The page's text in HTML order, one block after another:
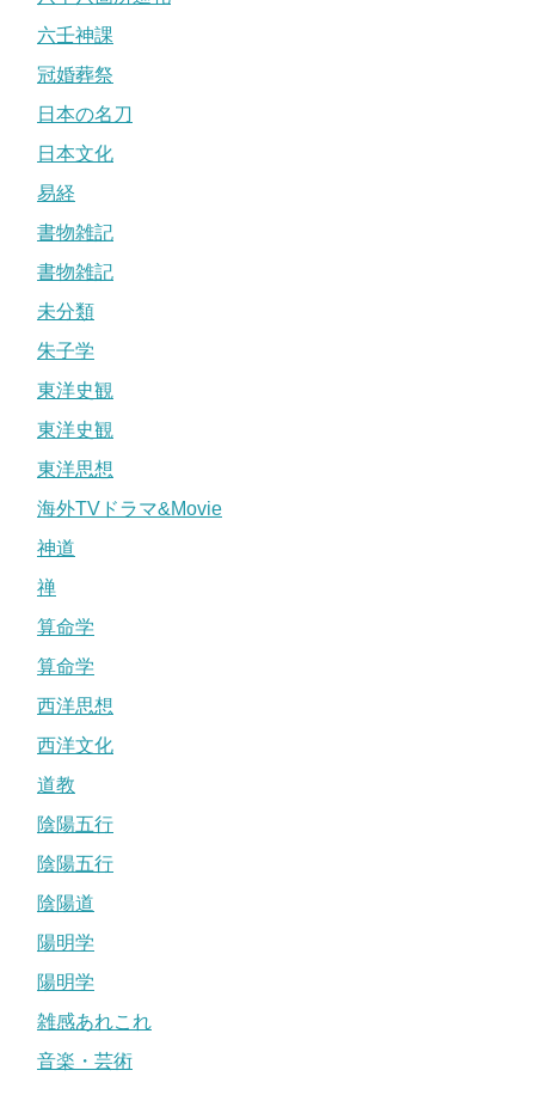
六壬神課
冠婚葬祭
日本の名刀
日本文化
易経
書物雑記
書物雑記
未分類
朱子学
東洋史観
東洋史観
東洋思想
海外TVドラマ&Movie
神道
禅
算命学
算命学
西洋思想
西洋文化
道教
陰陽五行
陰陽五行
陰陽道
陽明学
陽明学
雑感あれこれ
音楽・芸術